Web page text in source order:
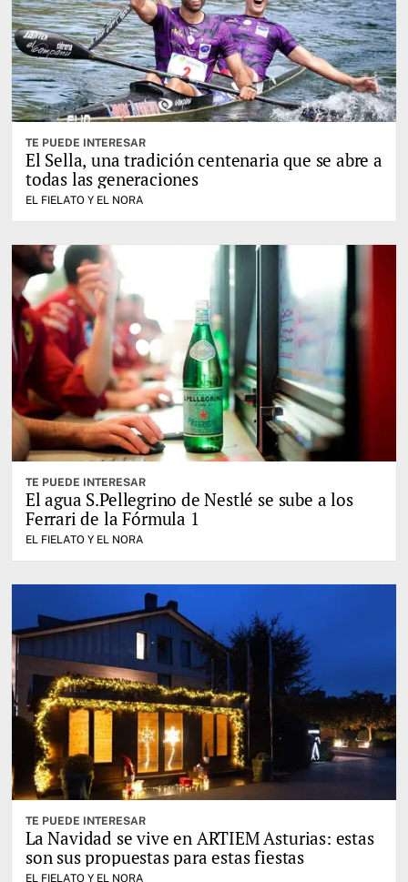
TE PUEDE INTERESAR
El Sella, una tradición centenaria que se abre a
todas las generaciones
EL FIELATO Y EL NORA
TE PUEDE INTERESAR
El agua S.Pellegrino de Nestlé se sube a los
Ferrari de la Fórmula 1
EL FIELATO Y EL NORA
TE PUEDE INTERESAR
La Navidad se vive en ARTIEM Asturias: estas
son sus propuestas para estas fiestas
EL FIELATO Y EL NORA